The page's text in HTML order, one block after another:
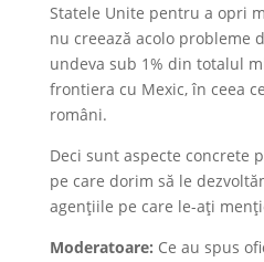
Statele Unite pentru a opri
nu creează acolo probleme
undeva sub 1% din totalul
frontiera cu Mexic, în ceea
români.
Deci sunt aspecte concrete
pe care dorim să le
agențiile pe care le-ați
Moderatoare: Ce au spus